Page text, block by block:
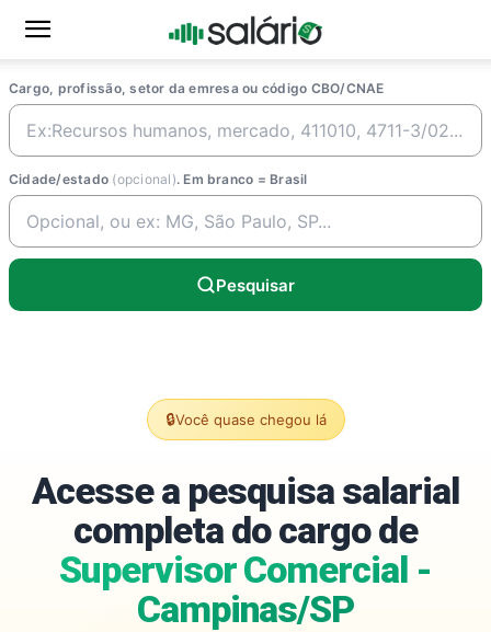
Cargo, profissão, setor da emresa ou código CBO/CNAE
Cidade/estado (opcional). Em branco = Brasil
Pesquisar
🔒Você quase chegou lá
Acesse a pesquisa salarial
completa do cargo de
Supervisor Comercial -
Campinas/SP